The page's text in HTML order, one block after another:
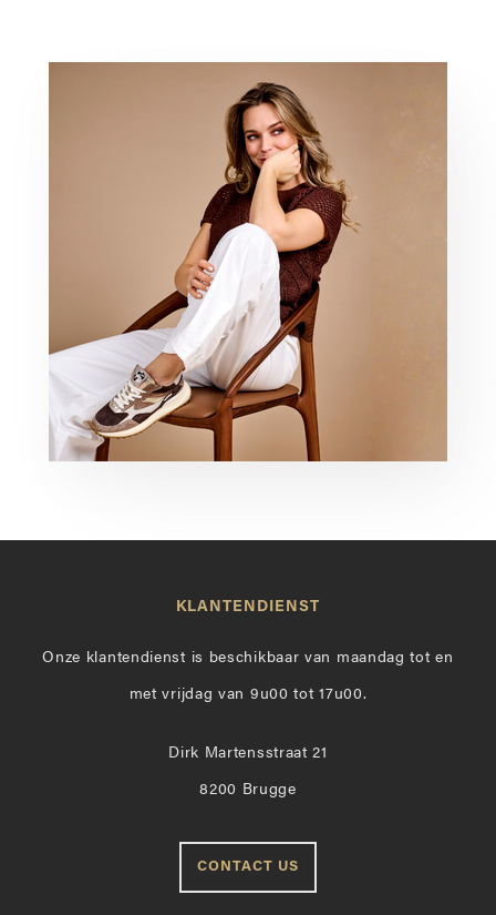
KLANTENDIENST
Onze klantendienst is beschikbaar van maandag tot en
met vrijdag van 9u00 tot 17u00.
Dirk Martensstraat 21
8200 Brugge
CONTACT US